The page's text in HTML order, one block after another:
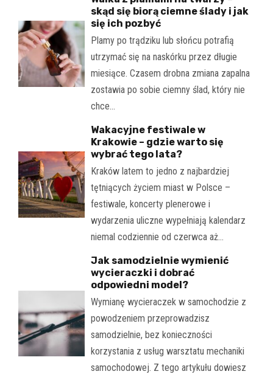
skąd się biorą ciemne ślady i jak
się ich pozbyć
Plamy po trądziku lub słońcu potrafią
utrzymać się na naskórku przez długie
miesiące. Czasem drobna zmiana zapalna
zostawia po sobie ciemny ślad, który nie
chce…
Wakacyjne festiwale w
Krakowie – gdzie warto się
wybrać tego lata?
Kraków latem to jedno z najbardziej
tętniących życiem miast w Polsce –
festiwale, koncerty plenerowe i
wydarzenia uliczne wypełniają kalendarz
niemal codziennie od czerwca aż…
Jak samodzielnie wymienić
wycieraczki i dobrać
odpowiedni model?
Wymianę wycieraczek w samochodzie z
powodzeniem przeprowadzisz
samodzielnie, bez konieczności
korzystania z usług warsztatu mechaniki
samochodowej. Z tego artykułu dowiesz